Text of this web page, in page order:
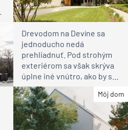
Drevodom na Devíne sa
jednoducho nedá
prehliadnuť. Pod strohým
exteriérom sa však skrýva
úplne iné vnútro, ako by ste
čakali
Môj dom